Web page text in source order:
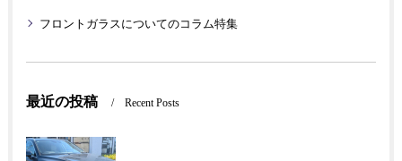
フロントガラスについてのコラム特集
最近の投稿 Recent Posts